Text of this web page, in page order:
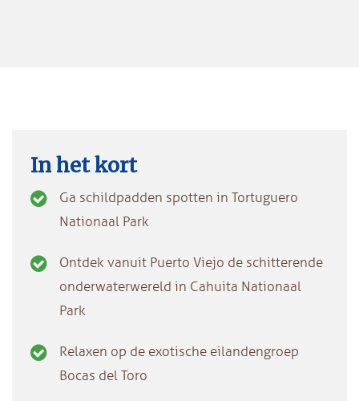
In het kort
Ga schildpadden spotten in Tortuguero
Nationaal Park
Ontdek vanuit Puerto Viejo de schitterende
onderwaterwereld in Cahuita Nationaal
Park
Relaxen op de exotische eilandengroep
Bocas del Toro